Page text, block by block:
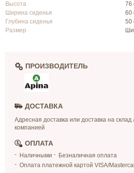
Высота
76
Ширина сиденья
60
Глубина сиденья
50
Размер
ПРОИЗВОДИТЕЛЬ
ДОСТАВКА
Адресная доставка или доставка на склад
компанией
ОПЛАТА
Наличными
Безналичная оплата
Оплата платежной картой VISA/